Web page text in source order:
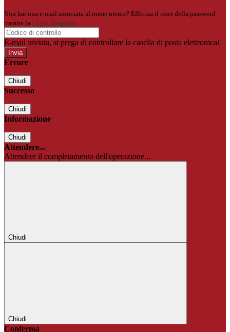
Non hai una e-mail associata al nome utente? Effettua il reset della password
tramite la Login Spaggiari
E-mail inviata, si prega di controllare la casella di posta elettronica!
Errore
Chiudi
Successo
Chiudi
Informazione
Chiudi
Attendere...
Attendere il completamento dell'operazione...
Chiudi
Chiudi
Conferma